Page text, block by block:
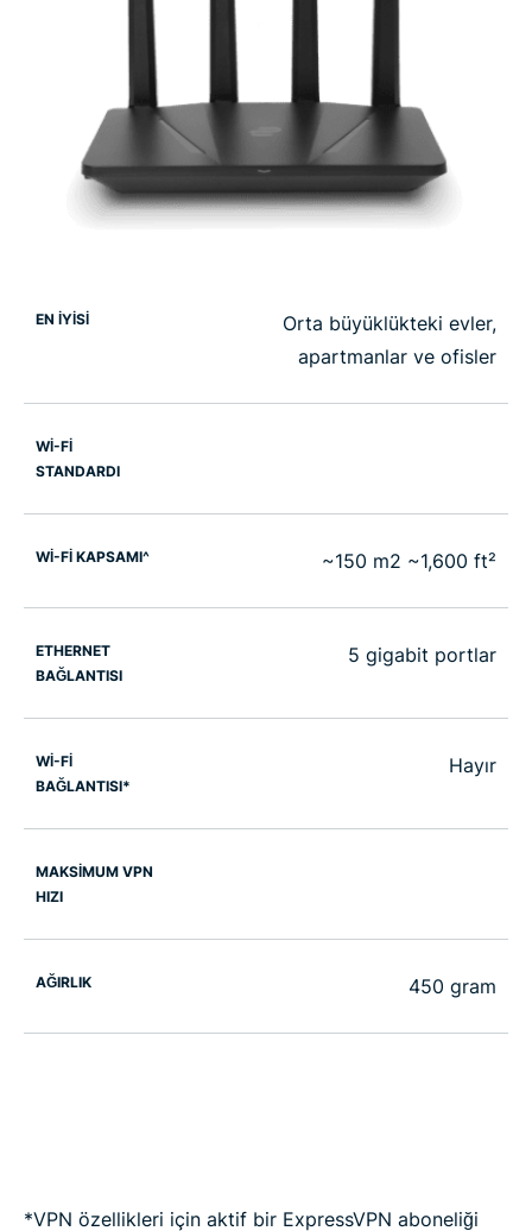
EN İYİSİ
Orta büyüklükteki evler,
apartmanlar ve ofisler
WI-FI
STANDARDI
Wİ-Fİ KAPSAMI^ ~150 m2 ~1,600 ft²
ETHERNET
BAĞLANTISI
5 gigabit portlar
Wİ-Fİ
BAĞLANTISI*
Hayır
MAKSİMUM VPN
HIZI
AĞIRLIK 450 gram
*VPN özellikleri için aktif bir ExpressVPN aboneliği